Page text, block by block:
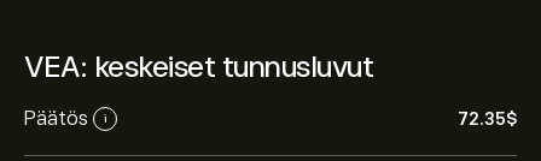
VEA: keskeiset tunnusluvut
Päätös i 72.35‎$‎